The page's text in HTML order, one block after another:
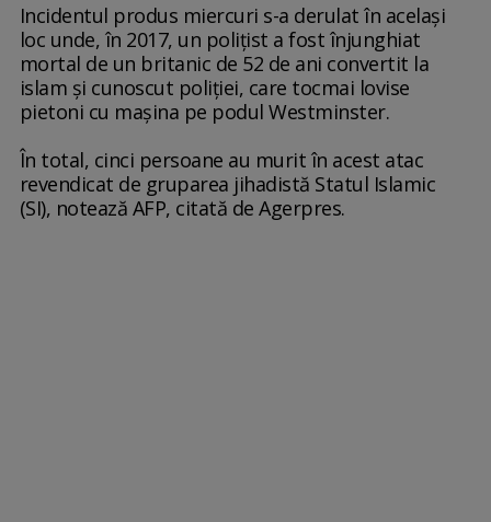
Incidentul produs miercuri s-a derulat în acelaşi
loc unde, în 2017, un poliţist a fost înjunghiat
mortal de un britanic de 52 de ani convertit la
islam şi cunoscut poliţiei, care tocmai lovise
pietoni cu maşina pe podul Westminster.
În total, cinci persoane au murit în acest atac
revendicat de gruparea jihadistă Statul Islamic
(SI), notează AFP, citată de Agerpres.